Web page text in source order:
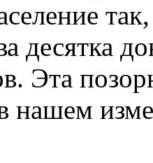
десятка
Эта
нашем